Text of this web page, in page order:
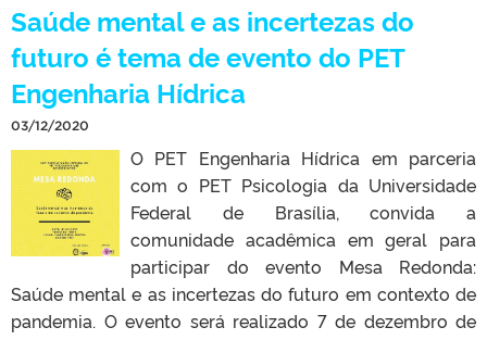
Saúde mental e as incertezas do
futuro é tema de evento do PET
Engenharia Hídrica
03/12/2020
O PET Engenharia Hídrica em parceria
com o PET Psicologia da Universidade
Federal de Brasília, convida a
comunidade acadêmica em geral para
participar do evento Mesa Redonda:
Saúde mental e as incertezas do futuro em contexto de
pandemia. O evento será realizado 7 de dezembro de